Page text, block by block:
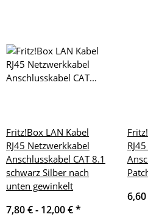
Fritz!Box LAN Kabel
RJ45 Netzwerkkabel
Anschlusskabel CAT 8.1
schwarz Silber nach
unten gewinkelt
7,80 € - 12,00 €*